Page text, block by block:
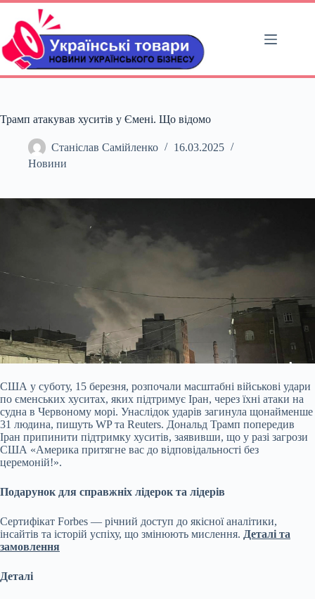
Перейти
вмісту
Трамп атакував хуситів у Ємені. Що відомо
Станіслав Самійленко
16.03.2025
Новини
США у суботу, 15 березня, розпочали масштабні військові удари
по єменських хуситах, яких підтримує Іран, через їхні атаки на
судна в Червоному морі. Унаслідок ударів загинула щонайменше
31 людина, пишуть WP та Reuters. Дональд Трамп попередив
Іран припинити підтримку хуситів, заявивши, що у разі загрози
США «Америка притягне вас до відповідальності без
церемоній!».
Подарунок для справжніх лідерок та лідерів
Сертифікат Forbes — річний доступ до якісної аналітики,
інсайтів та історій успіху, що змінюють мислення. Деталі та
замовлення
Деталі